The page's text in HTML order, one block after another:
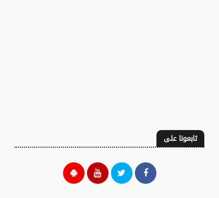
تابعونا على